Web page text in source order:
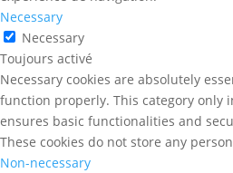
Necessary
Necessary
Toujours activé
Necessary cookies are absolutely
function properly. This category only
ensures basic functionalities and
These cookies do not store any
Non-necessary